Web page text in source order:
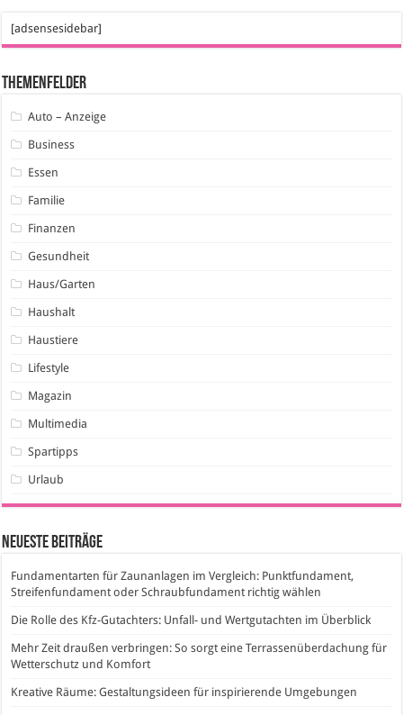
[adsensesidebar]
Themenfelder
Auto – Anzeige
Business
Essen
Familie
Finanzen
Gesundheit
Haus/Garten
Haushalt
Haustiere
Lifestyle
Magazin
Multimedia
Spartipps
Urlaub
Neueste Beiträge
Fundamentarten für Zaunanlagen im Vergleich: Punktfundament,
Streifenfundament oder Schraubfundament richtig wählen
Die Rolle des Kfz-Gutachters: Unfall- und Wertgutachten im Überblick
Mehr Zeit draußen verbringen: So sorgt eine Terrassenüberdachung für
Wetterschutz und Komfort
Kreative Räume: Gestaltungsideen für inspirierende Umgebungen